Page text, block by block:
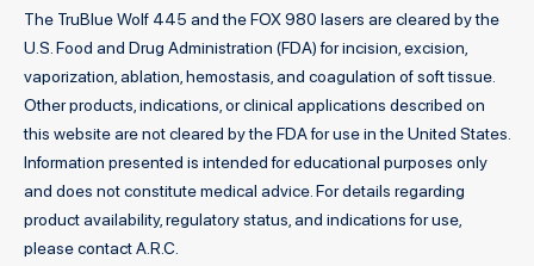
The TruBlue Wolf 445 and the FOX 980 lasers are cleared by the
U.S. Food and Drug Administration (FDA) for incision, excision,
vaporization, ablation, hemostasis, and coagulation of soft tissue.
Other products, indications, or clinical applications described on
this website are not cleared by the FDA for use in the United States.
Information presented is intended for educational purposes only
and does not constitute medical advice. For details regarding
product availability, regulatory status, and indications for use,
please contact A.R.C.